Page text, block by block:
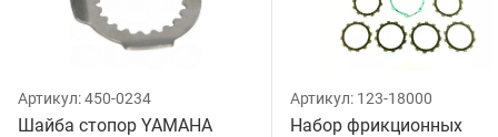
Артикул:450-0234
Шайба стопор YAMAHA
Артикул: 123-18000
Набор фрикционных